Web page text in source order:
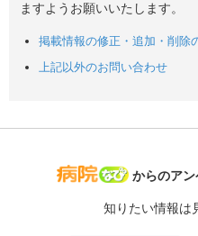
ますようお願いいたします。
掲載情報の修正・追加・削除
上記以外のお問い合わせ
病院なび
からのアン
知りたい情報は